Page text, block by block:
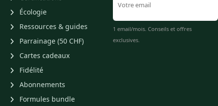
Écologie
Ressources & guides
Parrainage (50 CHF)
Cartes cadeaux
Fidélité
Abonnements
Formules bundle
1 email/mois. Conseils et offres
exclusives.